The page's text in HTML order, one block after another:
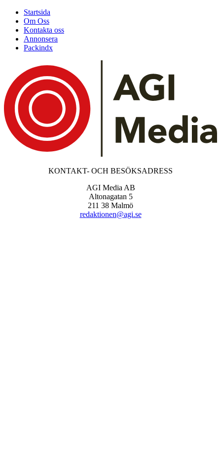
Startsida
Om Oss
Kontakta oss
Annonsera
Packindx
KONTAKT- OCH BESÖKSADRESS
AGI Media AB
Altonagatan 5
211 38 Malmö
redaktionen@agi.se